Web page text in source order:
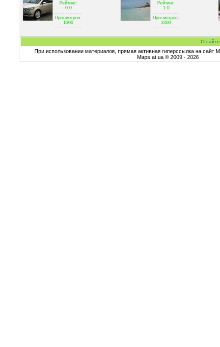
Рейтинг:
0.0
Просмотров:
1300
Рейтинг:
1.0
Просмотров:
3300
О
При использовании материалов, прямая активная гиперссылка на сайт
Maps.at.ua © 2009 - 2026